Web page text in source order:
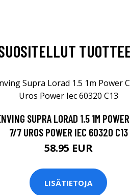
SUPRA LORAD 1.5 1M
7/7 UROS POWER IEC 60320 C13
58.95 EUR
LISÄTIETOJA